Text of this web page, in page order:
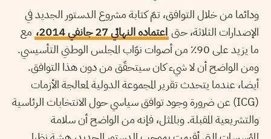
ودائما من خلال التوافق، تمّ كتابة مشروع الدستور الجديد في
الإصدارات الثلاثة، حتى اعتماده النهائي 27 جانفي 2014،
مع
ما يزيد على 90٪ من أصوات نوّاب المجلس الوطني التأسيسي.
ومن الواضح أن لا شيء كان سيتحقّق من دون هذا التوافق.
أيضا، عندما يتحدث تقرير المجموعة الدولية لمعالجة الأزمات
(ICG) عن ضرورة وجود توافق سياسي حول الانتخابات الرئاسية
والتشريعية المقبلة. وبالمثل، فإنه من الواضح أن سلامة